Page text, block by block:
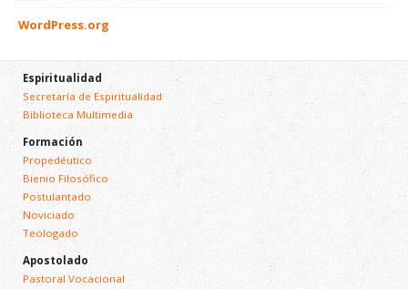
WordPress.org
Espiritualidad
Secretaría de Espiritualidad
Biblioteca Multimedia
Formación
Propedéutico
Bienio Filosófico
Postulantado
Noviciado
Teologado
Apostolado
Pastoral Vocacional